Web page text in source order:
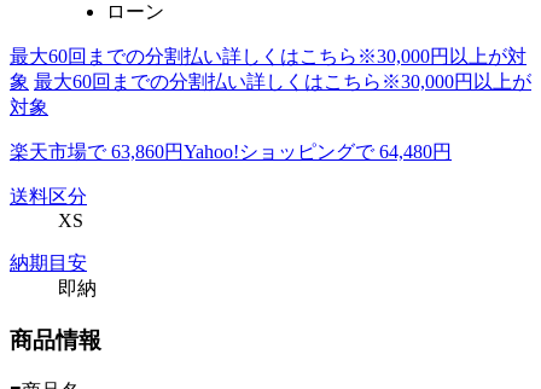
ローン
最大60回までの分割払い詳しくはこちら※30,000円以上が対
象 最大60回までの分割払い詳しくはこちら※30,000円以上が
対象
楽天市場で 63,860円Yahoo!ショッピングで 64,480円
送料区分
XS
納期目安
即納
商品情報